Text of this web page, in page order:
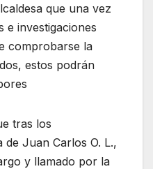
que una vez
e investigaciones
comprobarse la
estos podrán
tras los
Juan Carlos O. L.,
y llamado por la